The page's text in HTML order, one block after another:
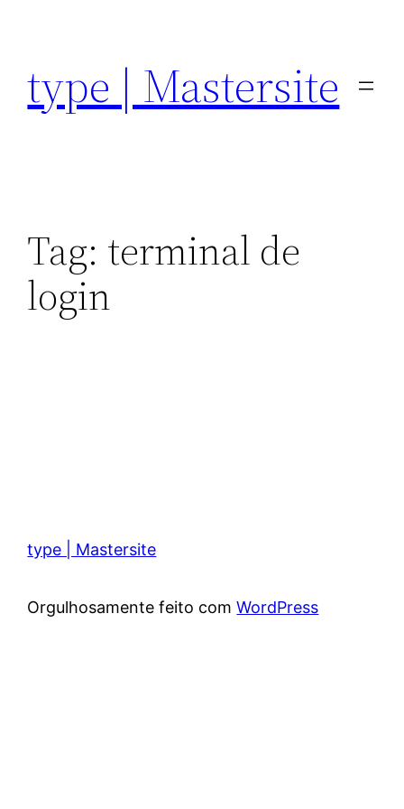
conteúdo
type | Mastersite
Tag: terminal de
login
type | Mastersite
Orgulhosamente feito comWordPress